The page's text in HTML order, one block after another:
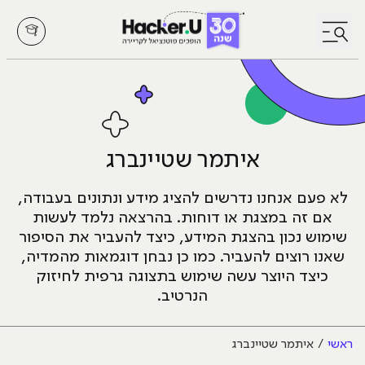
לחץ לפתיחת/סגירת תפריט
איתמר שטיינברג
לא פעם אנחנו נדרשים להציג מידע ונתונים בעבודה,
אם זה במצגת או דוחות. בהרצאה נלמד לעשות
שימוש נכון בהצגת המידע, כיצד להעביר את הסיפור
שאנו רוצים להעביר. כמו כן נבחן דוגמאות מהמדיה,
כיצד היוצר עשה שימוש בתצוגה גרפית לחיזוק
הנרטיב.
ראשי איתמר שטיינברג